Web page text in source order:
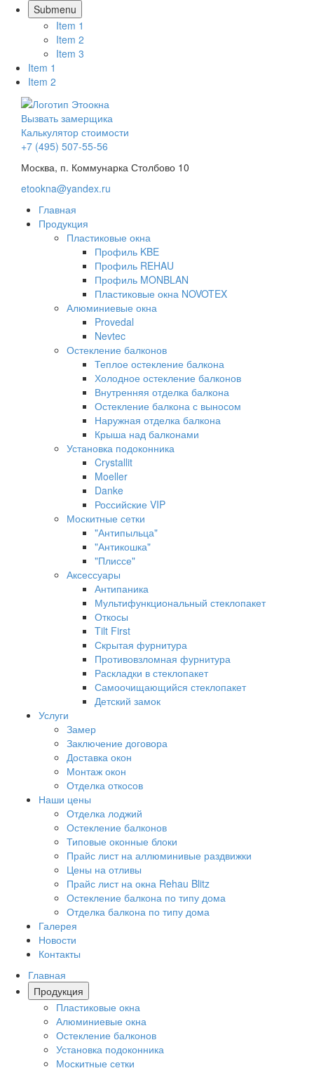
Submenu
Item 1
Item 2
Item 3
Item 1
Item 2
Вызвать замерщика
Калькулятор стоимости
+7 (495) 507-55-56
Москва, п. Коммунарка Столбово 10
etookna@yandex.ru
Главная
Продукция
Пластиковые окна
Профиль KBE
Профиль REHAU
Профиль MONBLAN
Пластиковые окна NOVOTEX
Алюминиевые окна
Provedal
Nevtec
Остекление балконов
Теплое остекление балкона
Холодное остекление балконов
Внутренняя отделка балкона
Остекление балкона с выносом
Наружная отделка балкона
Крыша над балконами
Установка подоконника
Crystallit
Moeller
Danke
Российские VIP
Москитные сетки
"Антипыльца"
"Антикошка"
"Плиссе"
Аксессуары
Антипаника
Мультифункциональный стеклопакет
Откосы
Tilt First
Скрытая фурнитура
Противовзломная фурнитура
Раскладки в стеклопакет
Самоочищающийся стеклопакет
Детский замок
Услуги
Замер
Заключение договора
Доставка окон
Монтаж окон
Отделка откосов
Наши цены
Отделка лоджий
Остекление балконов
Типовые оконные блоки
Прайс лист на аллюминивые раздвижки
Цены на отливы
Прайс лист на окна Rehau Blitz
Остекление балкона по типу дома
Отделка балкона по типу дома
Галерея
Новости
Контакты
Главная
Продукция
Пластиковые окна
Алюминиевые окна
Остекление балконов
Установка подоконника
Москитные сетки